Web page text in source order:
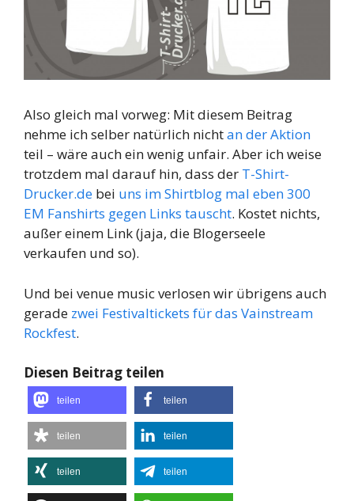
Also gleich mal vorweg: Mit diesem Beitrag
nehme ich selber natürlich nichtan der Aktion
teil – wäre auch ein wenig unfair. Aber ich weise
trotzdem mal darauf hin, dass der T-Shirt-
Drucker.de bei uns im Shirtblog mal eben 300
EM Fanshirts gegen Links tauscht. Kostet nichts,
außer einem Link (jaja, die Blogerseele
verkaufen und so).
Und bei venue music verlosen wir übrigens auch
gerade zwei Festivaltickets für das Vainstream
Rockfest.
Diesen Beitrag teilen
teilen teilen
teilen teilen
teilen teilen